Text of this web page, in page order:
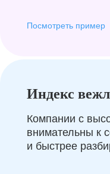
Посмотреть пример
Индекс
Компании с
внимательны к
и быстрее